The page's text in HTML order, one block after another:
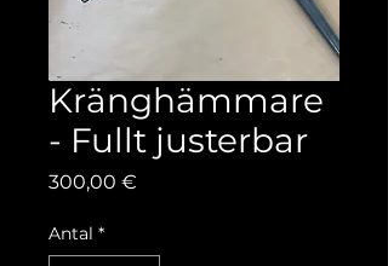
Kränghämmare
- Fullt justerbar
300,00 €
Antal *